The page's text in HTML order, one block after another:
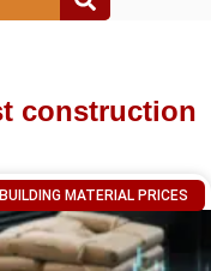
construction
BUILDING MATERIAL PRICES